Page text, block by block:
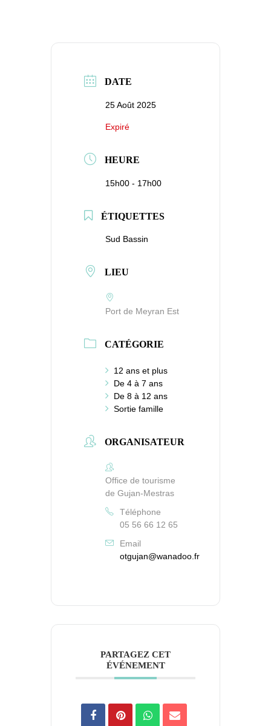
DATE
25 Août 2025
Expiré
HEURE
15h00 - 17h00
ÉTIQUETTES
Sud Bassin
LIEU
Port de Meyran Est
CATÉGORIE
12 ans et plus
De 4 à 7 ans
De 8 à 12 ans
Sortie famille
ORGANISATEUR
Office de tourisme
de Gujan-Mestras
Téléphone
05 56 66 12 65
Email
otgujan@wanadoo.fr
PARTAGEZ CET
ÉVÉNEMENT